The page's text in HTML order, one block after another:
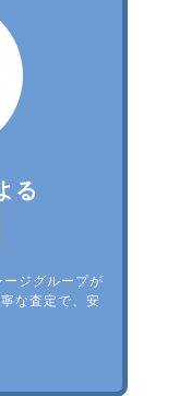
る
ジグループが
な査定で、安